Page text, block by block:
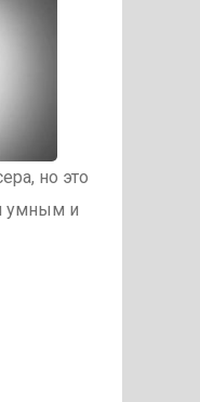
но это
умным и